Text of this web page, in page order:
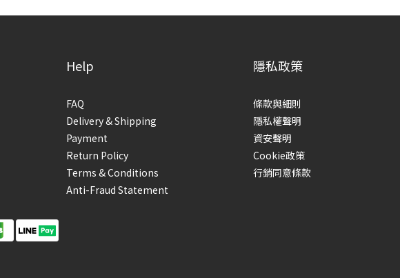
Help
FAQ
Delivery & Shipping
Payment
Return Policy
Terms & Conditions
Anti-Fraud Statement
隱私政策
條款與細則
隱私權聲明
資安聲明
Cookie政策
行銷同意條款